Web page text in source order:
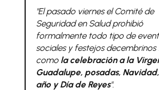
"El pasado viernes el Comité de
Seguridad en Salud prohibió
formalmente todo tipo de
sociales y festejos decembrinos
como la celebración a la
Guadalupe, posadas,
año y Día de Reyes".